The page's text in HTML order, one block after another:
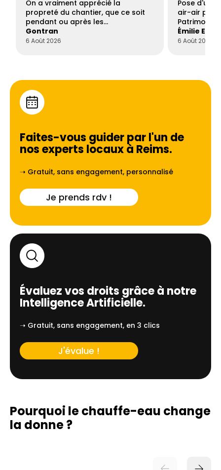
On a vraiment apprécié la
propreté du chantier, que ce soit
pendant ou après les…
Gontran
6 Août 2026
Pose d'une
air-air par
Patrimoine
Émilie
6 Août 2026
Faites-vous guider par l'un de
nos experts locaux à Reims.
➝ Gratuit, sans engagement, personnalisé
Je prends rdv !
Évaluez vos droits grâce à notre
Intelligence Artificielle.
➝ Gratuit, sans engagement, en 3 clics
J'évalue !
Pourquoi le chauffe-eau change
la donne ?